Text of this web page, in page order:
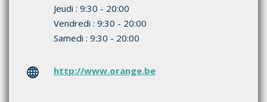
Jeudi : 9:30 - 20:00
Vendredi : 9:30 - 20:00
Samedi : 9:30 - 20:00
http://www.orange.be